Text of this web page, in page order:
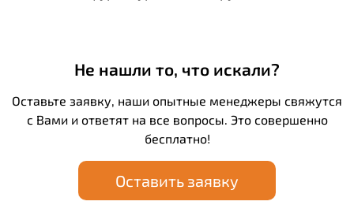
Не нашли то, что искали?
Оставьте заявку, наши опытные менеджеры свяжутся
с Вами и ответят на все вопросы. Это совершенно
бесплатно!
Оставить заявку